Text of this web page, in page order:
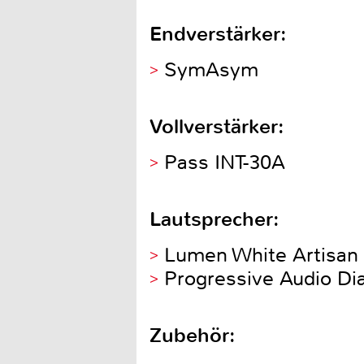
Endverstärker:
SymAsym
Vollverstärker:
Pass INT-30A
Lautsprecher:
Lumen White Artisan
Progressive Audio
Zubehör: